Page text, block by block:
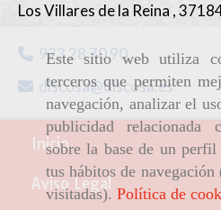
Este sitio web utiliza
terceros que permiten
navegación, analizar el
publicidad relacionada
sobre la base de un
tus hábitos de
visitadas). Política de
Los Villares de la Reina ,
923 28 70 90
discosa
discosa.es
Inicio
Aviso Legal